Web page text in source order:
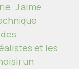
J'aime
et les
un